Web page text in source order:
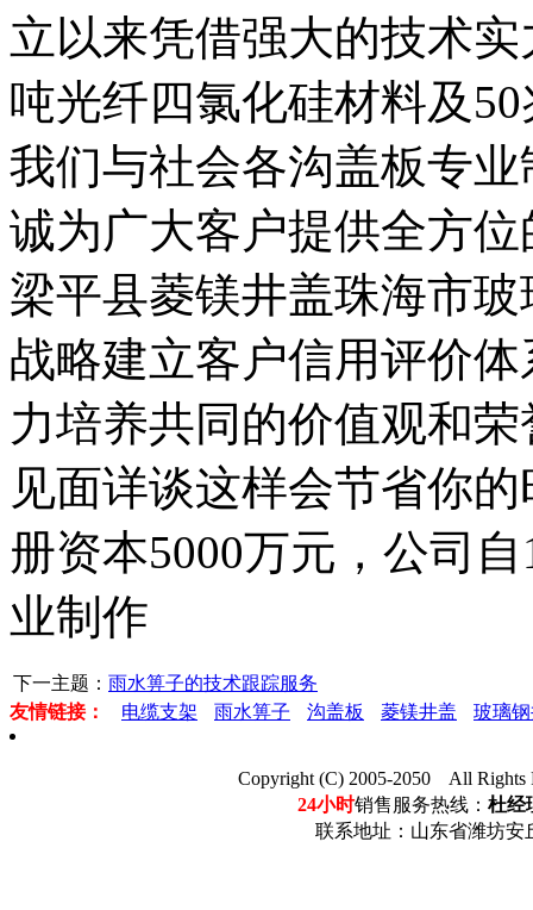
立以来凭借强大的技术
吨光纤四氯化硅材料及
我们与社会各沟盖板专
诚为广大客户提供全方
梁平县菱镁井盖珠海市
战略建立客户信用评价
力培养共同的价值观和
见面详谈这样会节省你
册资本5000万元，公司
业制作
下一主题： 雨水箅子的技术跟踪服务
友情链接：
电缆支架 雨水箅子 沟盖板 菱镁井盖 玻璃
Copyright (C) 2005-2050 All
24小时销售服务热线： 杜经
联系地址：山东省潍坊